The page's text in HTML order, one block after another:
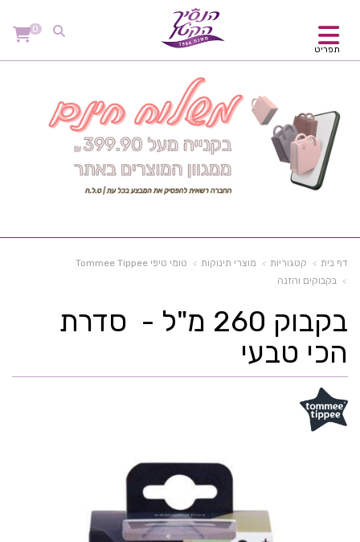
תפריט
0
דף בית קטגוריות מוצרי תינוקות
טומי טיפי Tommee Tippee
בקבוקים והזנה
בקבוק 260 מ"ל - סדרת
הכי טבעי